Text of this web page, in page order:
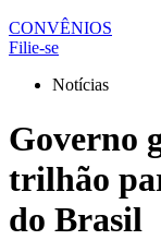
CONVÊNIOS
Filie-se
Notícias
Governo
trilhão
do Brasil